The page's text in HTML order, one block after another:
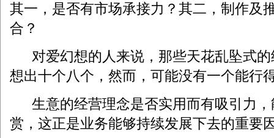
其一，是否有市场承接力？其二，制作及
合？
对爱幻想的人来说，那些天花乱坠式的
想出十个八个，然而，可能没有一个能行
生意的经营理念是否实用而有吸引力，
赏，这正是业务能够持续发展下去的重要